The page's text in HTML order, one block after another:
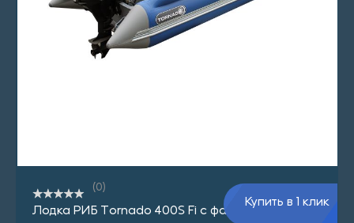
(0)
Лодка РИБ Tornado 400S Fi с фальшбортом
Купить в 1 клик